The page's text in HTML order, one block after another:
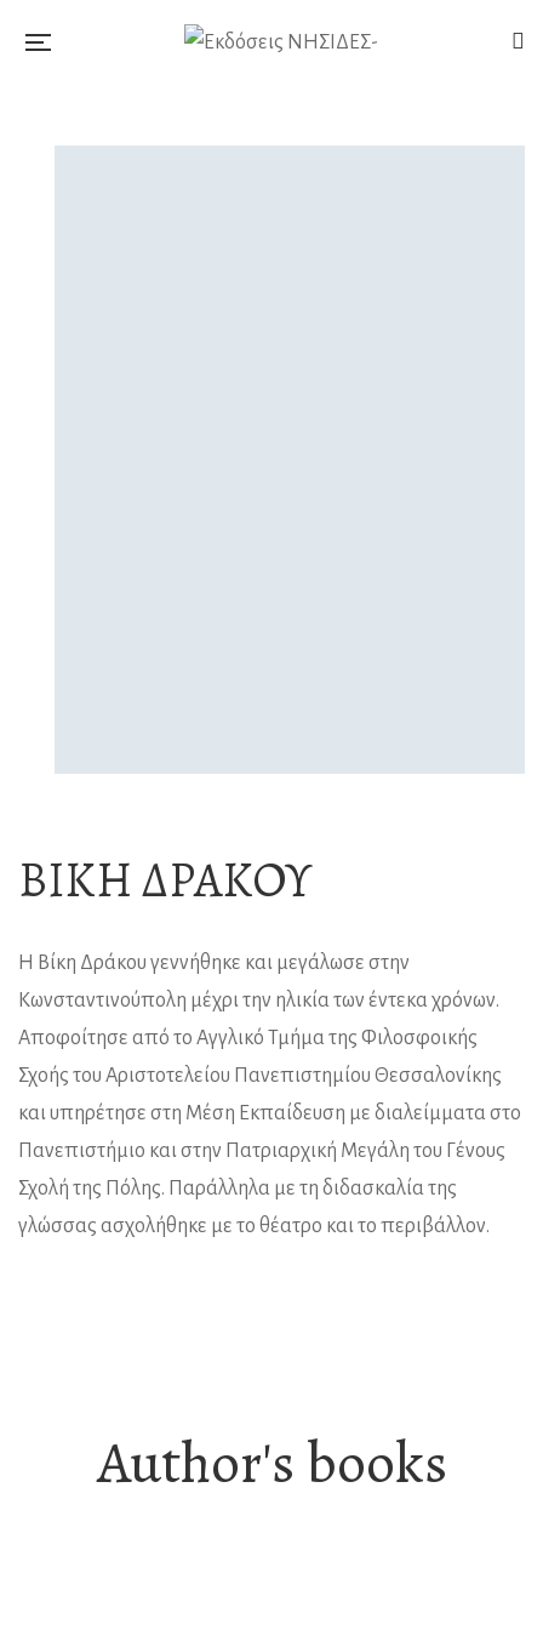
ΒΊΚΗ ΔΡΆΚΟΥ
Η Βίκη Δράκου γεννήθηκε και μεγάλωσε στην
Κωνσταντινούπολη μέχρι την ηλικία των έντεκα χρόνων.
Αποφοίτησε από το Αγγλικό Τμήμα της Φιλοσφοικής
Σχοής του Αριστοτελείου Πανεπιστημίου Θεσσαλονίκης
και υπηρέτησε στη Μέση Εκπαίδευση με διαλείμματα στο
Πανεπιστήμιο και στην Πατριαρχική Μεγάλη του Γένους
Σχολή της Πόλης. Παράλληλα με τη διδασκαλία της
γλώσσας ασχολήθηκε με το θέατρο και το περιβάλλον.
Author's books